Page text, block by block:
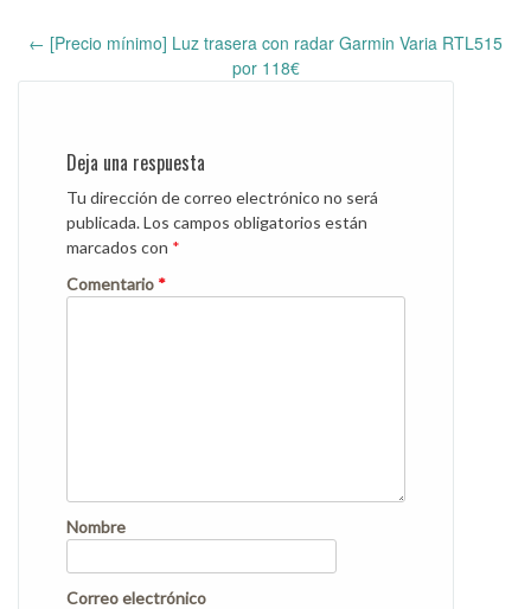
navigation
← [Precio mínimo] Luz trasera con radar Garmin Varia RTL515
por 118€
Deja una respuesta
Tu dirección de correo electrónico no será
publicada.Los campos obligatorios están
marcados con *
Comentario *
Nombre
Correo electrónico